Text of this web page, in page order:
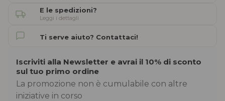
E le spedizioni?
Leggi i dettagli
Ti serve aiuto? Contattaci!
Iscriviti alla Newsletter e avrai il 10% di sconto
sul tuo primo ordine
La promozione non è cumulabile con altre
iniziative in corso